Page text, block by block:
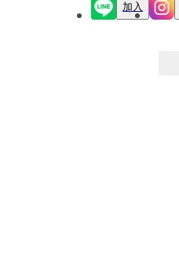
加入